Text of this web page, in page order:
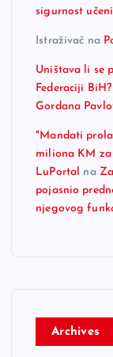
sigurnost
Istraživač na
Uništava li se
Federaciji
Gordana
"Mandati
miliona KM za
LuPortal na
pojasnio
njegovog
Archives